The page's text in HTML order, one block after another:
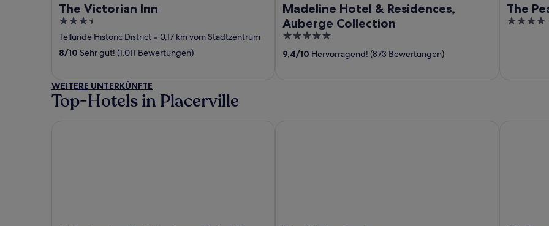
The Victorian Inn
3.5
out
of
5
Telluride Historic District ‐ 0,17 km vom Stadtzentrum
8/10 Sehr gut! (1.011 Bewertungen)
Madeline Hotel & Residences,
Auberge Collection
5
out
of
9,4/10 Hervorragend! (873 Bewertungen)
The
4
WEITERE UNTERKÜNFTE
Top-Hotels in Placerville